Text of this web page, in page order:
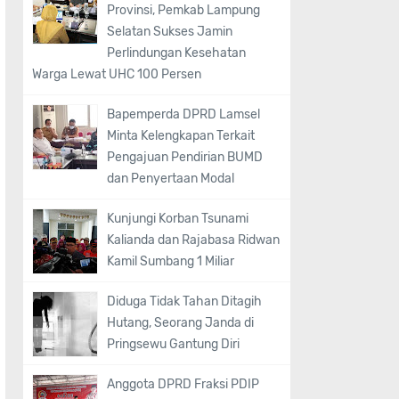
Provinsi, Pemkab Lampung
Selatan Sukses Jamin
Perlindungan Kesehatan
Warga Lewat UHC 100 Persen
Bapemperda DPRD Lamsel
Minta Kelengkapan Terkait
Pengajuan Pendirian BUMD
dan Penyertaan Modal
Kunjungi Korban Tsunami
Kalianda dan Rajabasa Ridwan
Kamil Sumbang 1 Miliar
Diduga Tidak Tahan Ditagih
Hutang, Seorang Janda di
Pringsewu Gantung Diri
Anggota DPRD Fraksi PDIP